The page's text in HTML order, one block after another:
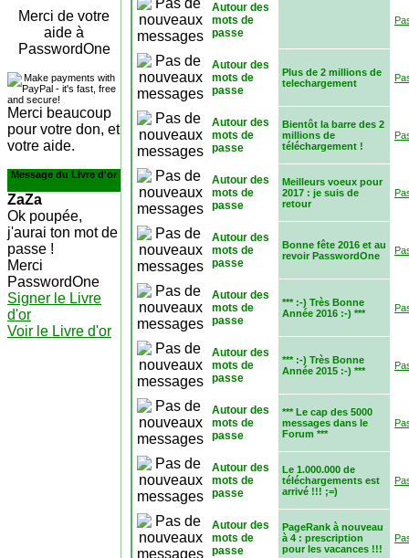
Merci de votre
aide à
PasswordOne
Merci beaucoup
pour votre don, et
votre aide.
Message du Livre d'or
ZaZa
Ok poupée,
j'aurai ton mot de
passe !
Merci
PasswordOne
Signer le Livre
d'or
Voir le Livre d'or
Autour des
mots de
passe
Autour des
mots de
passe
Plus de 2 millions de
telechargement
Autour des
mots de
passe
Bientôt la barre des 2
millions de
téléchargement !
Autour des
mots de
passe
Meilleurs voeux pour
2017 : je suis de
retour
Autour des
mots de
passe
Bonne fête 2016 et au
revoir PasswordOne
Autour des
mots de
passe
*** :-) Très Bonne
Année 2016 :-) ***
Autour des
mots de
passe
*** :-) Très Bonne
Année 2015 :-) ***
Autour des
mots de
passe
*** Le cap des 5000
messages dans le
Forum ***
Autour des
mots de
passe
Le 1.000.000 de
téléchargements est
arrivé !!! ;=)
Autour des
mots de
passe
PageRank à nouveau
à 4 : prescription
pour les vacances !!!